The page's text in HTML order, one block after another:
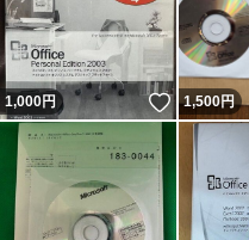
1,000円 いいね！
1,500円